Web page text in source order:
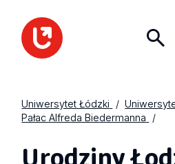
Uniwersytet Łódzki
Pałac Alfreda Biedermanna